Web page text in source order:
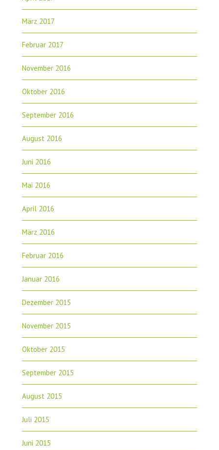
März 2017
Februar 2017
November 2016
Oktober 2016
September 2016
August 2016
Juni 2016
Mai 2016
April 2016
März 2016
Februar 2016
Januar 2016
Dezember 2015
November 2015
Oktober 2015
September 2015
August 2015
Juli 2015
Juni 2015